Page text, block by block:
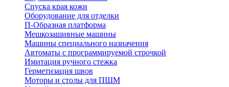
Спуска края кожи
Оборудование для отделки
П-Образная платформа
Мешкозашивные машины
Машины специального назначения
Автоматы с программируемой строчкой
Имитация ручного стежка
Герметизация швов
Моторы и столы для ПШМ